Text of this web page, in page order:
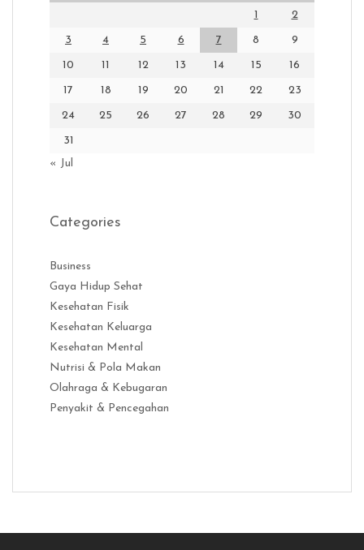
1 2
3 4 5 6 7 8 9
10 11 12 13 14 15 16
17 18 19 20 21 22 23
24 25 26 27 28 29 30
31
« Jul
Categories
Business
Gaya Hidup Sehat
Kesehatan Fisik
Kesehatan Keluarga
Kesehatan Mental
Nutrisi & Pola Makan
Olahraga & Kebugaran
Penyakit & Pencegahan